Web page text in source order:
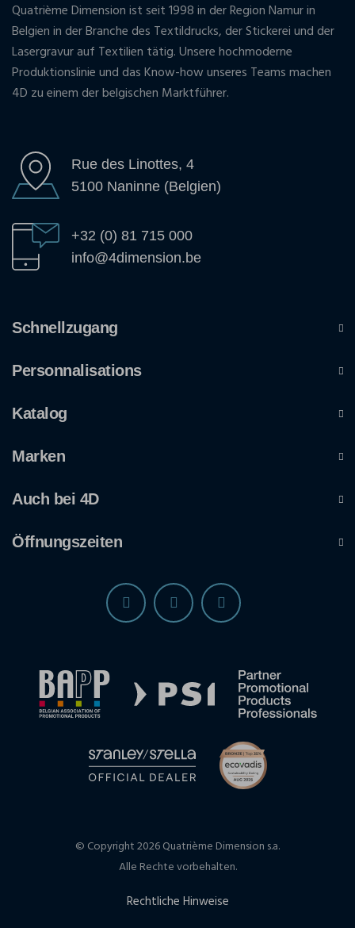
Quatrième Dimension ist seit 1998 in der Region Namur in
Belgien in der Branche des Textildrucks, der Stickerei und der
Lasergravur auf Textilien tätig. Unsere hochmoderne
Produktionslinie und das Know-how unseres Teams machen
4D zu einem der belgischen Marktführer.
Rue des Linottes, 4
5100 Naninne (Belgien)
+32 (0) 81 715 000
info@4dimension.be
Schnellzugang
Personnalisations
Katalog
Marken
Auch bei 4D
Öffnungszeiten
© Copyright 2026 Quatrième Dimension s.a.
Alle Rechte vorbehalten.
Rechtliche Hinweise